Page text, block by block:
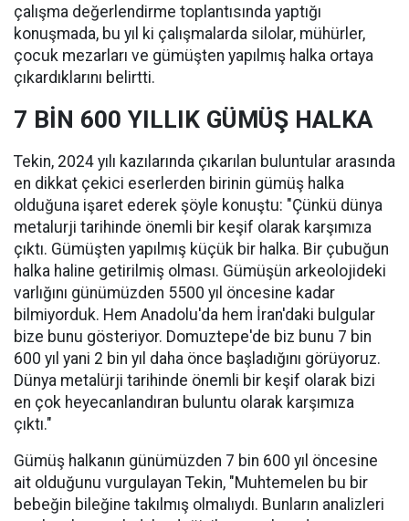
çalışma değerlendirme toplantısında yaptığı
konuşmada, bu yıl ki çalışmalarda silolar, mühürler,
çocuk mezarları ve gümüşten yapılmış halka ortaya
çıkardıklarını belirtti.
7 BİN 600 YILLIK GÜMÜŞ HALKA
Tekin, 2024 yılı kazılarında çıkarılan buluntular arasında
en dikkat çekici eserlerden birinin gümüş halka
olduğuna işaret ederek şöyle konuştu: "Çünkü dünya
metalurji tarihinde önemli bir keşif olarak karşımıza
çıktı. Gümüşten yapılmış küçük bir halka. Bir çubuğun
halka haline getirilmiş olması. Gümüşün arkeolojideki
varlığını günümüzden 5500 yıl öncesine kadar
bilmiyorduk. Hem Anadolu'da hem İran'daki bulgular
bize bunu gösteriyor. Domuztepe'de biz bunu 7 bin
600 yıl yani 2 bin yıl daha önce başladığını görüyoruz.
Dünya metalürji tarihinde önemli bir keşif olarak bizi
en çok heyecanlandıran buluntu olarak karşımıza
çıktı."
Gümüş halkanın günümüzden 7 bin 600 yıl öncesine
ait olduğunu vurgulayan Tekin, "Muhtemelen bu bir
bebeğin bileğine takılmış olmalıydı. Bunların analizleri